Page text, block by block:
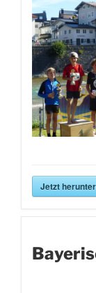
Jetzt